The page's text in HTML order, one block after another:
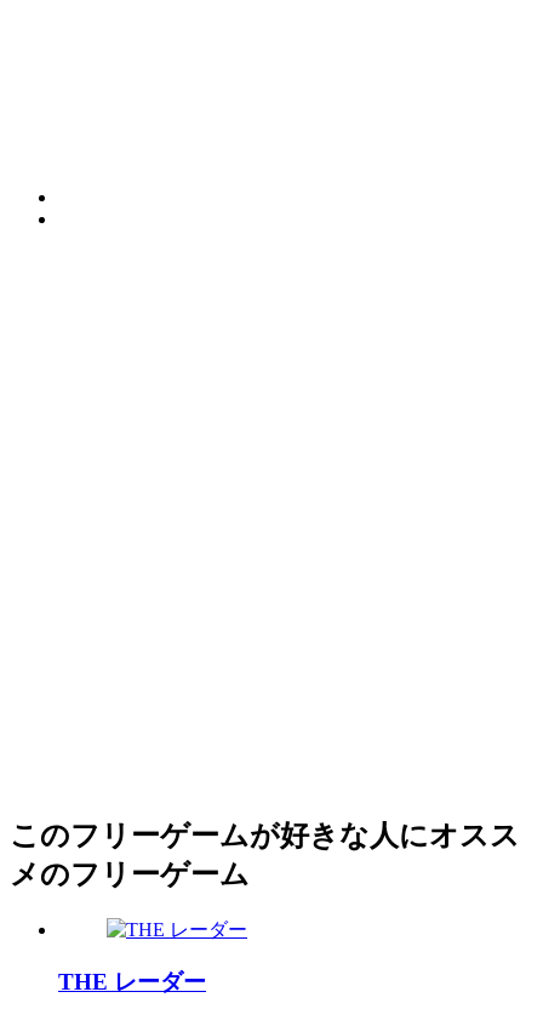
このフリーゲームが好きな人にオスス
メのフリーゲーム
THE レーダー